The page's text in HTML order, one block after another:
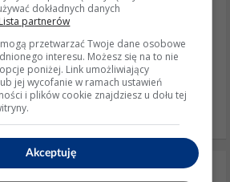
napięcie iamplituner
masz prawidłowe to czekamy na
2805
818 to dobry wybór na
dokładnych danych
Lista partnerów
przetwarzać Twoje dane osobowe
interesu. Możesz się na to nie
poniżej. Link umożliwiający
jej wycofanie w ramach ustawień
i plików cookie znajdziesz u dołu tej
Akceptuję